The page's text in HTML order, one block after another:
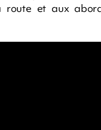
route et aux